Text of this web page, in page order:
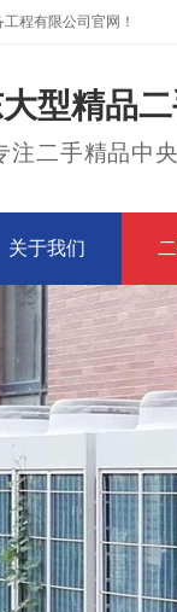
程有限公司官网！
型精品
注二手精品中
关于我们